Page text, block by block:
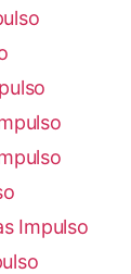
Impulso